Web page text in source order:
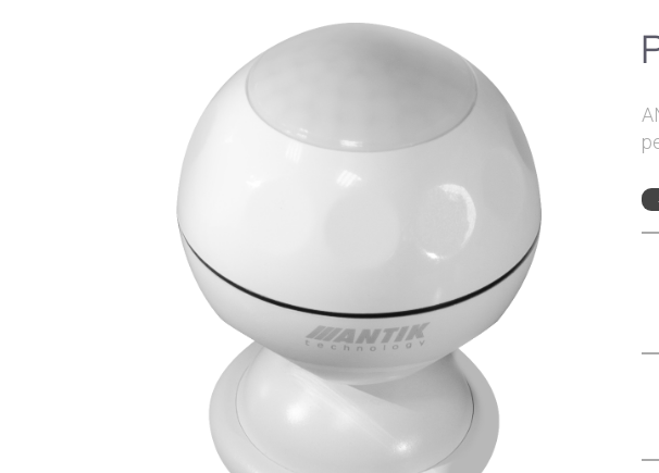
KOMUNIKÁCIA
BEZPEČNOSŤ
COVID RIEŠENIA
ŽIVOTNÉ PROSTREDIE
PRIEMYSEL
MESTSKÉ E-NABÍJACIE STANICE
E-MOBILITA
ZÁLEŽÍ NÁM NA TOM, ČO DÝCHAME
SMART SECURITY